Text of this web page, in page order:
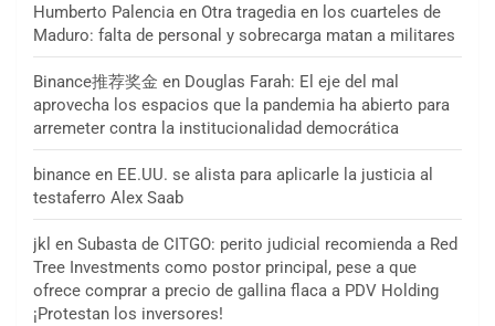
Humberto Palencia en Otra tragedia en los cuarteles de
Maduro: falta de personal y sobrecarga matan a militares
Binance推荐奖金 en Douglas Farah: El eje del mal
aprovecha los espacios que la pandemia ha abierto para
arremeter contra la institucionalidad democrática
binance en EE.UU. se alista para aplicarle la justicia al
testaferro Alex Saab
jkl en Subasta de CITGO: perito judicial recomienda a Red
Tree Investments como postor principal, pese a que
ofrece comprar a precio de gallina flaca a PDV Holding
¡Protestan los inversores!